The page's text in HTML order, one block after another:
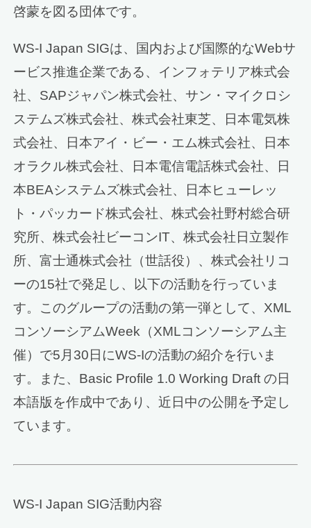
啓蒙を図る団体です。
WS-I Japan SIGは、国内および国際的なWebサ
ービス推進企業である、インフォテリア株式会
社、SAPジャパン株式会社、サン・マイクロシ
ステムズ株式会社、株式会社東芝、日本電気株
式会社、日本アイ・ビー・エム株式会社、日本
オラクル株式会社、日本電信電話株式会社、日
本BEAシステムズ株式会社、日本ヒューレッ
ト・パッカード株式会社、株式会社野村総合研
究所、株式会社ビーコンIT、株式会社日立製作
所、富士通株式会社（世話役）、株式会社リコ
ーの15社で発足し、以下の活動を行っていま
す。このグループの活動の第一弾として、XML
コンソーシアムWeek（XMLコンソーシアム主
催）で5月30日にWS-Iの活動の紹介を行いま
す。また、Basic Profile 1.0 Working Draft の日
本語版を作成中であり、近日中の公開を予定し
ています。
WS-I Japan SIG活動内容